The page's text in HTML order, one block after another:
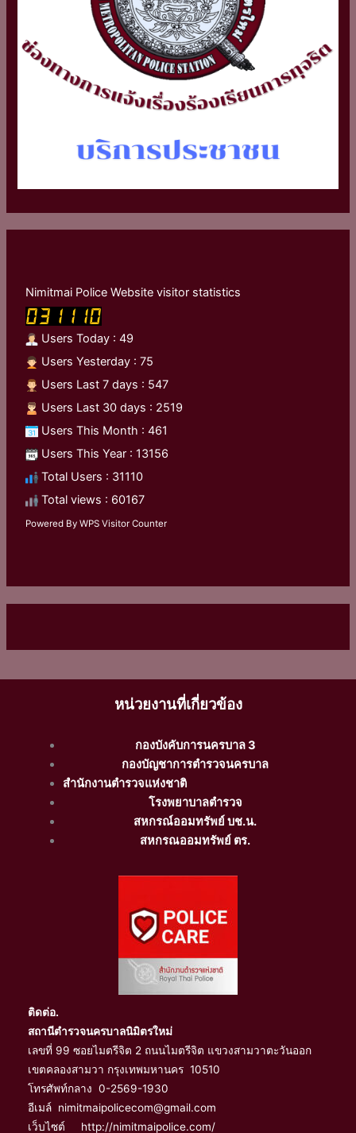
Nimitmai Police Website visitor statistics
Users Today : 49
Users Yesterday : 75
Users Last 7 days : 547
Users Last 30 days : 2519
Users This Month : 461
Users This Year : 13156
Total Users : 31110
Total views : 60167
Powered ByWPS Visitor Counter
หน่วยงานที่เกี่ยวข้อง
กองบังคับการนครบาล 3
กองบัญชาการตำรวจนครบาล
สำนักงานตำรวจแห่งชาติ
โรงพยาบาลตำรวจ
สหกรณ์ออมทรัพย์ บช.น.
สหกรณออมทรัพย์ ตร.
ติดต่อ.
สถานีตำรวจนครบาลนิมิตรใหม่
เลขที่ 99 ซอยไมตรีจิต 2 ถนนไมตรีจิต แขวงสามวาตะวันออก
เขตคลองสามวา กรุงเทพมหานคร 10510
โทรศัพท์กลาง 0-2569-1930
อีเมล์ nimitmaipolicecom@gmail.com
เว็บไซต์ http://nimitmaipolice.com/